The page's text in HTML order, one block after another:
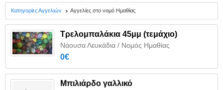
Κατηγορίες Αγγελιών Αγγελίες στο νομό Ημαθίας
Τρελομπαλάκια 45μμ (τεμάχιο)
Νάουσα Λευκάδια / Νομός Ημαθίας
0€
Μπιλιάρδο γαλλικό